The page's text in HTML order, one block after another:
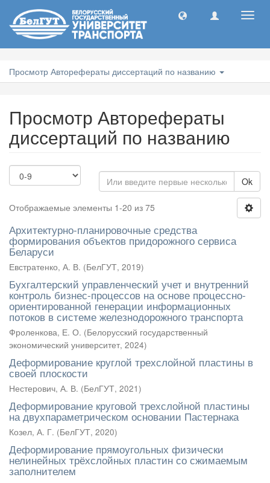
Просмотр Авторефераты диссертаций по названию
Просмотр Авторефераты
диссертаций по названию
Ok
Отображаемые элементы 1-20 из 75
Архитектурно-планировочные средства
формирования объектов придорожного сервиса
Беларуси
Евстратенко, А. В. (БелГУТ, 2019)
Бухгалтерский управленческий учет и внутренний
контроль бизнес-процессов на основе процессно-
ориентированной генерации информационных
потоков в системе железнодорожного транспорта
Фроленкова, Е. О. (Белорусский государственный
экономический университет, 2024)
Деформирование круглой трехслойной пластины в
своей плоскости
Нестерович, А. В. (БелГУТ, 2021)
Деформирование круговой трехслойной пластины
на двухпараметрическом основании Пастернака
Козел, А. Г. (БелГУТ, 2020)
Деформирование прямоугольных физически
нелинейных трёхслойных пластин со сжимаемым
заполнителем